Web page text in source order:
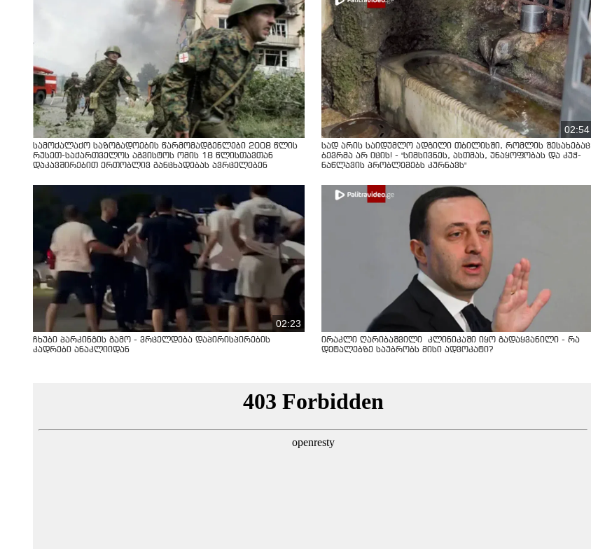
სამოქალაქო საზოგადოების წარმომადგენლები 2008 წლის
რუსეთ-საქართველოს აგვისტოს ომის 18 წლისთავთან
დაკავშირებით ერთობლივ განცხადებას ავრცელებენ
02:54
სად არის საიდუმლო ადგილი თბილისში, რომლის შესახებაც
ბევრმა არ იცის! - "სიმსივნეს, ასთმას, უნაყოფობას და კუჭ-
ნაწლავის პრობლემებს კურნავს"
02:23
ჩხუბი პარკინგის გამო - ვრცელდება დაპირისპირების
კადრები ანაკლიიდან
ირაკლი ღარიბაშვილი კლინიკაში იყო გადაყვანილი - რა
დეტალებზე საუბრობს მისი ადვოკატი?